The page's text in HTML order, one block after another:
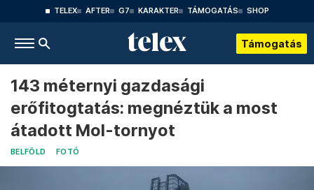
TELEX AFTER G7 KARAKTER TÁMOGATÁS SHOP
Támogatás
143 méternyi gazdasági
erőfitogtatás: megnéztük a most
átadott Mol-tornyot
BELFÖLD FOTÓ